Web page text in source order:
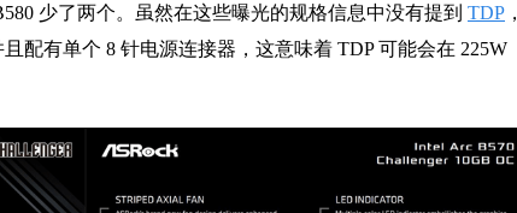
少了两个。虽然在这些曝光的规格信息中没有提到 TDP ，
配有单个 8 针电源连接器，这意味着 TDP 可能会在 225W